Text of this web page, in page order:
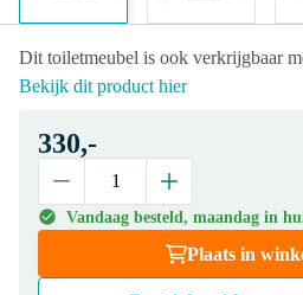
Dit toiletmeubel is ook verkrijgbaar
Bekijk dit product hier
330,-
Vandaag besteld, maandag in
Plaats in